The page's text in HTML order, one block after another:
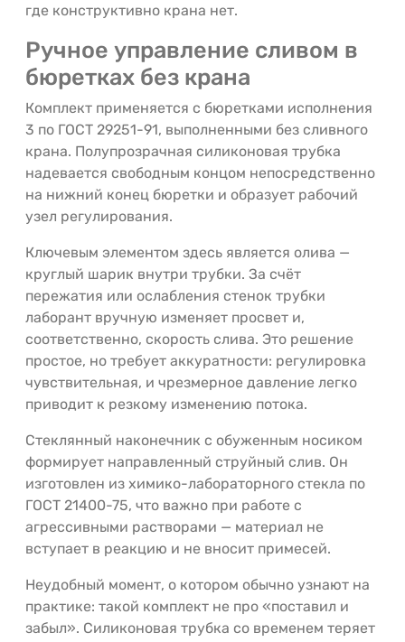
где конструктивно крана нет.
Ручное управление сливом в
бюретках без крана
Комплект применяется с бюретками исполнения
3 по ГОСТ 29251-91, выполненными без сливного
крана. Полупрозрачная силиконовая трубка
надевается свободным концом непосредственно
на нижний конец бюретки и образует рабочий
узел регулирования.
Ключевым элементом здесь является олива —
круглый шарик внутри трубки. За счёт
пережатия или ослабления стенок трубки
лаборант вручную изменяет просвет и,
соответственно, скорость слива. Это решение
простое, но требует аккуратности: регулировка
чувствительная, и чрезмерное давление легко
приводит к резкому изменению потока.
Стеклянный наконечник с обуженным носиком
формирует направленный струйный слив. Он
изготовлен из химико-лабораторного стекла по
ГОСТ 21400-75, что важно при работе с
агрессивными растворами — материал не
вступает в реакцию и не вносит примесей.
Неудобный момент, о котором обычно узнают на
практике: такой комплект не про «поставил и
забыл». Силиконовая трубка со временем теряет